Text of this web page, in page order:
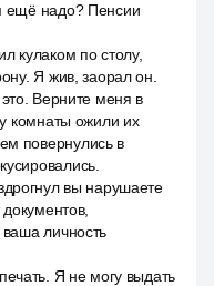
ещё надо? Пенсии
кулаком по столу,
Я жив, заорал он.
Верните меня в
комнаты ожили их
повернулись в
вы нарушаете
личность
Я не могу выдать